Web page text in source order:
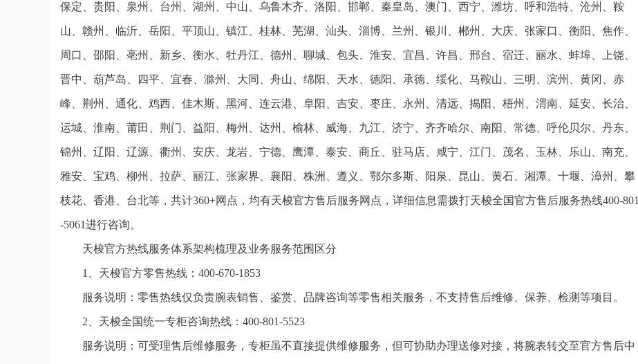
保定、贵阳、泉州、台州、湖州、中山、乌鲁木齐、洛阳、邯郸、秦皇岛、澳门、西宁、潍坊、呼和浩特、沧州、鞍
山、赣州、临沂、岳阳、平顶山、镇江、桂林、芜湖、汕头、淄博、兰州、银川、郴州、大庆、张家口、衡阳、焦作、
周口、邵阳、亳州、新乡、衡水、牡丹江、德州、聊城、包头、淮安、宜昌、许昌、邢台、宿迁、丽水、蚌埠、上饶、
晋中、葫芦岛、四平、宜春、滁州、大同、舟山、绵阳、天水、德阳、承德、绥化、马鞍山、三明、滨州、黄冈、赤
峰、荆州、通化、鸡西、佳木斯、黑河、连云港、阜阳、吉安、枣庄、永州、清远、揭阳、梧州、渭南、延安、长治、
运城、淮南、莆田、荆门、益阳、梅州、达州、榆林、威海、九江、济宁、齐齐哈尔、南阳、常德、呼伦贝尔、丹东、
锦州、辽阳、辽源、衢州、安庆、龙岩、宁德、鹰潭、泰安、商丘、驻马店、咸宁、江门、茂名、玉林、乐山、南充、
雅安、宝鸡、柳州、拉萨、丽江、张家界、襄阳、株洲、遵义、鄂尔多斯、阳泉、昆山、黄石、湘潭、十堰、漳州、攀
枝花、香港、台北等，共计360+网点，均有天梭官方售后服务网点，详细信息需拨打天梭全国官方售后服务热线400-801
-5061进行咨询。
天梭官方热线服务体系架构梳理及业务服务范围区分
1、天梭官方零售热线：400-670-1853
服务说明：零售热线仅负责腕表销售、鉴赏、品牌咨询等零售相关服务，不支持售后维修、保养、检测等项目。
2、天梭全国统一专柜咨询热线：400-801-5523
服务说明：可受理售后维修服务，专柜虽不直接提供维修服务，但可协助办理送修对接，将腕表转交至官方售后中